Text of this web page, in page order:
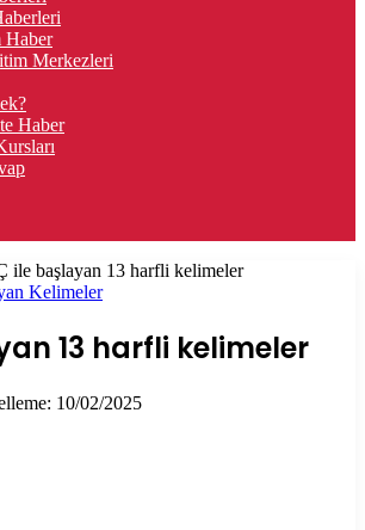
Haber
Merkezleri
Haber
ile başlayan 13 harfli kelimeler
Kelimeler
13 harfli kelimeler
10/02/2025